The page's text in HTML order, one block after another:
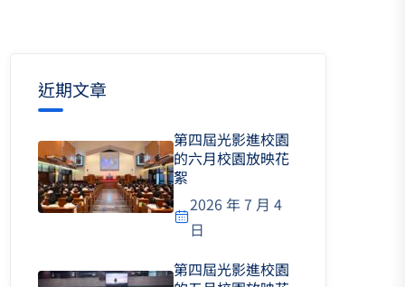
近期文章
第四屆光影進校園
的六月校園放映花
絮
2026 年 7 月 4
日
第四屆光影進校園